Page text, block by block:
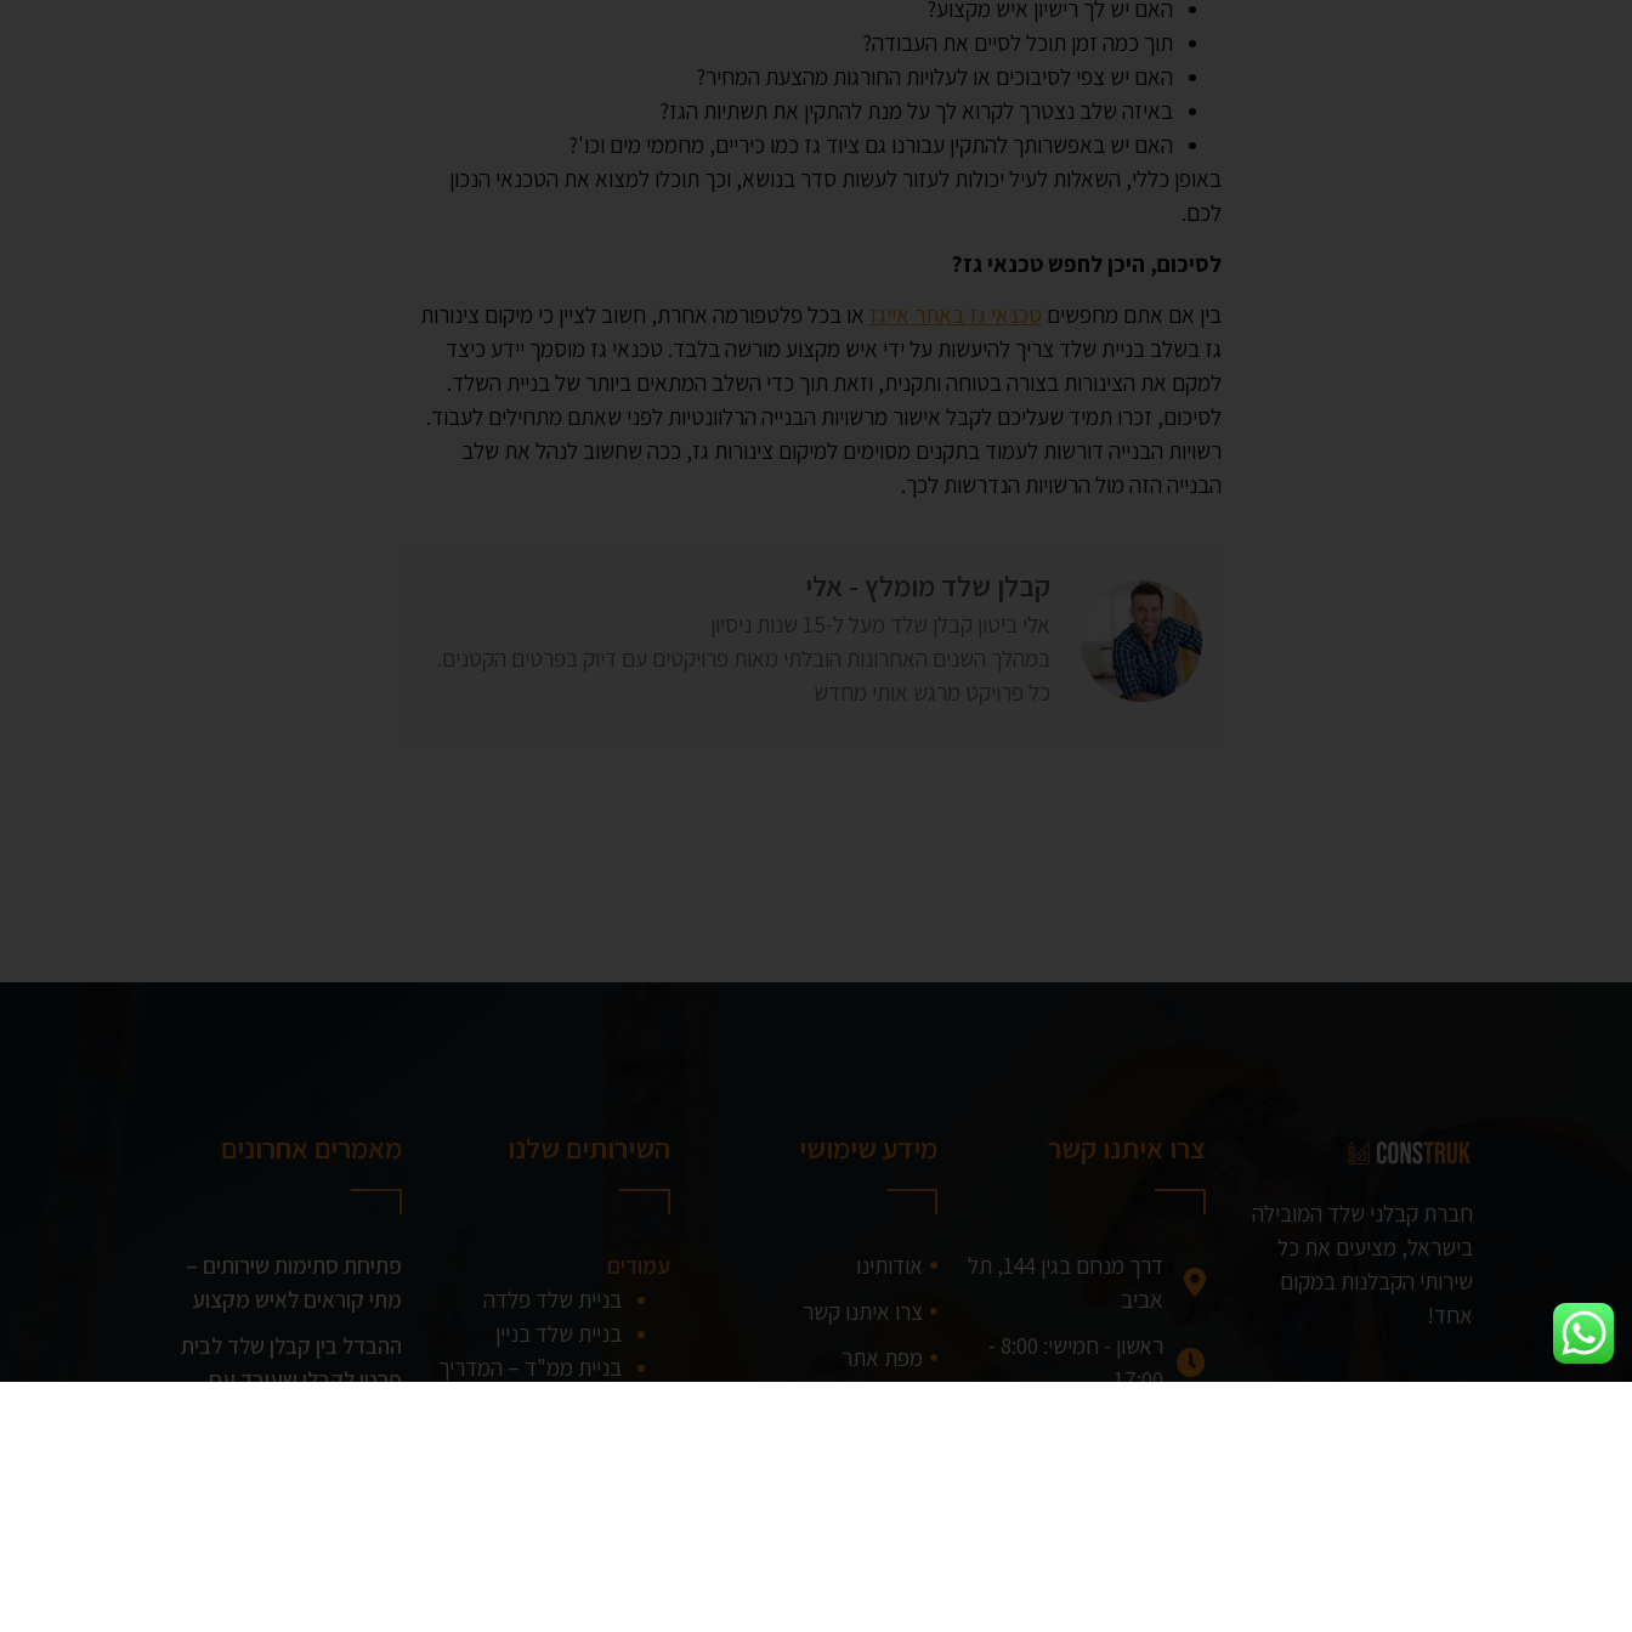
האם יש לך רישיון איש מקצוע?
תוך כמה זמן תוכל לסיים את העבודה?
האם יש צפי לסיבוכים או לעלויות החורגות מהצעת המחיר?
באיזה שלב נצטרך לקרוא לך על מנת להתקין את תשתיות הגז?
האם יש באפשרותך להתקין עבורנו גם ציוד גז כמו כיריים, מחממי מים וכו'?
באופן כללי, השאלות לעיל יכולות לעזור לעשות סדר בנושא, וכך תוכלו למצוא את הטכנאי הנכון
לכם.
לסיכום, היכן לחפש טכנאי גז?
בין אם אתם מחפשים טכנאי גז באתר אייגז או בכל פלטפורמה אחרת, חשוב לציין כי מיקום צינורות
גז בשלב בניית שלד צריך להיעשות על ידי איש מקצוע מורשה בלבד. טכנאי גז מוסמך יידע כיצד
למקם את הצינורות בצורה בטוחה ותקנית, וזאת תוך כדי השלב המתאים ביותר של בניית השלד.
לסיכום, זכרו תמיד שעליכם לקבל אישור מרשויות הבנייה הרלוונטיות לפני שאתם מתחילים לעבוד.
רשויות הבנייה דורשות לעמוד בתקנים מסוימים למיקום צינורות גז, ככה שחשוב לנהל את שלב
הבנייה הזה מול הרשויות הנדרשות לכך.
קבלן שלד מומלץ - אלי
אלי ביטון קבלן שלד מעל ל-15 שנות ניסיון
במהלך השנים האחרונות הובלתי מאות פרויקטים עם דיוק בפרטים הקטנים.
כל פרויקט מרגש אותי מחדש
חברת קבלני שלד המובילה
בישראל, מציעים את כל
שירותי הקבלנות במקום
אחד!
צרו איתנו קשר
דרך מנחם בגין 144, תל
אביב
ראשון - חמישי: 8:00 -
17:00
מידע שימושי
אודותינו
צרו איתנו קשר
מפת אתר
השירותים שלנו
עמודים
בניית שלד פלדה
בניית שלד בניין
בניית ממ"ד – המדריך
מאמרים אחרונים
פתיחת סתימות שירותים –
מתי קוראים לאיש מקצוע
ההבדל בין קבלן שלד לבית
פרטי לקבלן שעובד עם